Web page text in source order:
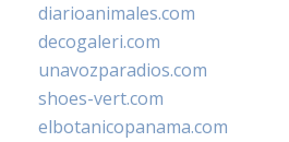
diarioanimales.com
decogaleri.com
unavozparadios.com
shoes-vert.com
elbotanicopanama.com